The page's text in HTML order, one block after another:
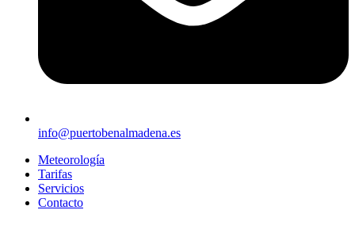
info@puertobenalmadena.es
Meteorología
Tarifas
Servicios
Contacto